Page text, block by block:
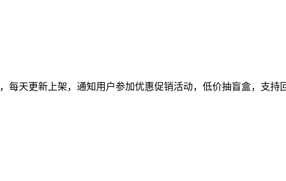
，每天更新上架，通知用户参加优惠促销活动，低价抽盲盒，支持